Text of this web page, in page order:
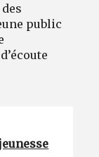
public